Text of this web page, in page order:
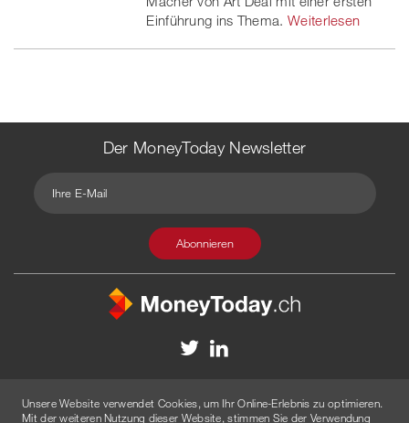
Einführung ins Thema. Weiterlesen
Der MoneyToday Newsletter
Disclaimer
Werbung
Unsere Website verwendet Cookies, um Ihr Online-Erlebnis zu optimieren.
Mit der weiteren Nutzung dieser Website, stimmen Sie der Verwendung